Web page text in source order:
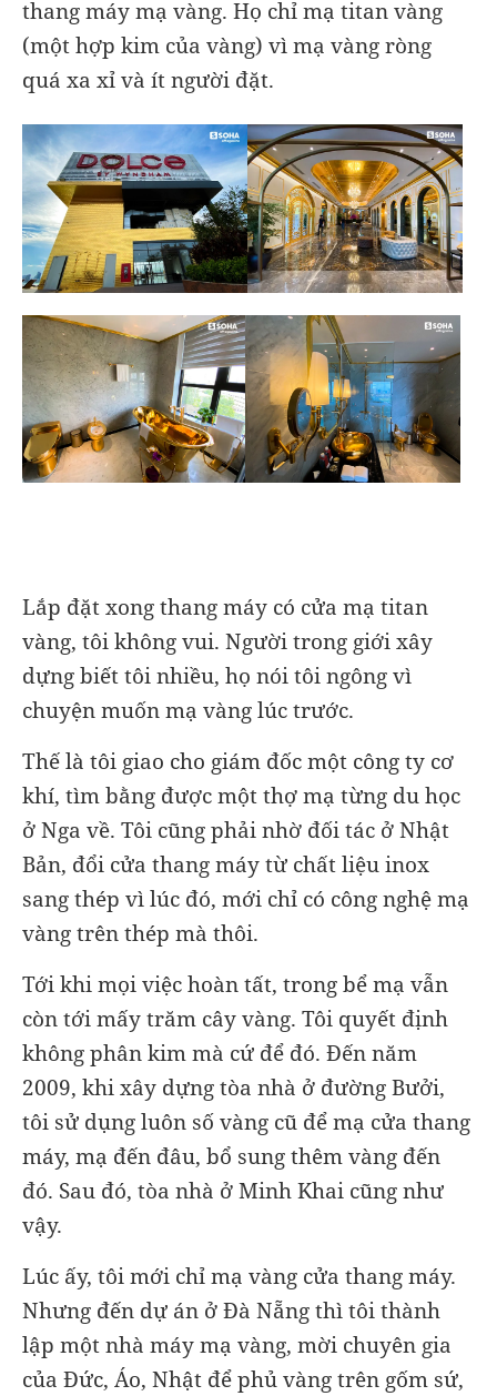
thang máy mạ vàng. Họ chỉ mạ titan vàng
(một hợp kim của vàng) vì mạ vàng ròng
quá xa xỉ và ít người đặt.
Lắp đặt xong thang máy có cửa mạ titan
vàng, tôi không vui. Người trong giới xây
dựng biết tôi nhiều, họ nói tôi ngông vì
chuyện muốn mạ vàng lúc trước.
Thế là tôi giao cho giám đốc một công ty cơ
khí, tìm bằng được một thợ mạ từng du học
ở Nga về. Tôi cũng phải nhờ đối tác ở Nhật
Bản, đổi cửa thang máy từ chất liệu inox
sang thép vì lúc đó, mới chỉ có công nghệ mạ
vàng trên thép mà thôi.
Tới khi mọi việc hoàn tất, trong bể mạ vẫn
còn tới mấy trăm cây vàng. Tôi quyết định
không phân kim mà cứ để đó. Đến năm
2009, khi xây dựng tòa nhà ở đường Bưởi,
tôi sử dụng luôn số vàng cũ để mạ cửa thang
máy, mạ đến đâu, bổ sung thêm vàng đến
đó. Sau đó, tòa nhà ở Minh Khai cũng như
vậy.
Lúc ấy, tôi mới chỉ mạ vàng cửa thang máy.
Nhưng đến dự án ở Đà Nẵng thì tôi thành
lập một nhà máy mạ vàng, mời chuyên gia
của Đức, Áo, Nhật để phủ vàng trên gốm sứ,